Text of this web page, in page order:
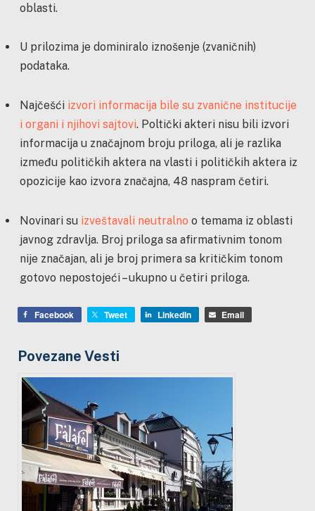
oblasti.
U prilozima je dominiralo iznošenje (zvaničnih)
podataka.
Najčešći izvori informacija bile su zvanične institucije
i organi i njihovi sajtovi. Poltički akteri nisu bili izvori
informacija u značajnom broju priloga, ali je razlika
između političkih aktera na vlasti i političkih aktera iz
opozicije kao izvora značajna, 48 naspram četiri.
Novinari su izveštavali neutralno o temama iz oblasti
javnog zdravlja. Broj priloga sa afirmativnim tonom
nije značajan, ali je broj primera sa kritičkim tonom
gotovo nepostojeći – ukupno u četiri priloga.
Facebook Tweet LinkedIn Email
Povezane Vesti